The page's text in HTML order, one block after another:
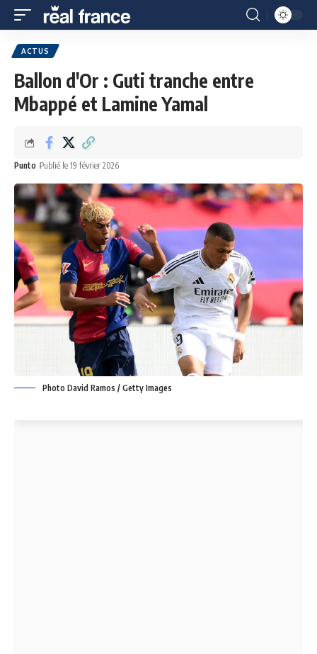
ACTUS
Ballon d'Or : Guti tranche entre
Mbappé et Lamine Yamal
Punto Publié le 19 février 2026
Photo David Ramos / Getty Images